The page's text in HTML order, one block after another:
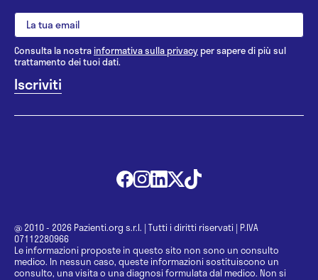
Consulta la nostrainformativa sulla privacy per sapere di più sul
trattamento dei tuoi dati.
@ 2010 - 2026 Pazienti.org s.r.l. | Tutti i diritti riservati | P.IVA
07112280966
Le informazioni proposte in questo sito non sono un consulto
medico. In nessun caso, queste informazioni sostituiscono un
consulto, una visita o una diagnosi formulata dal medico. Non si